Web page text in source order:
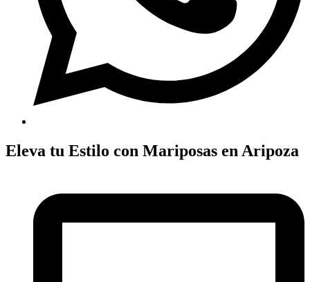
Eleva tu Estilo con Mariposas en Aripoza